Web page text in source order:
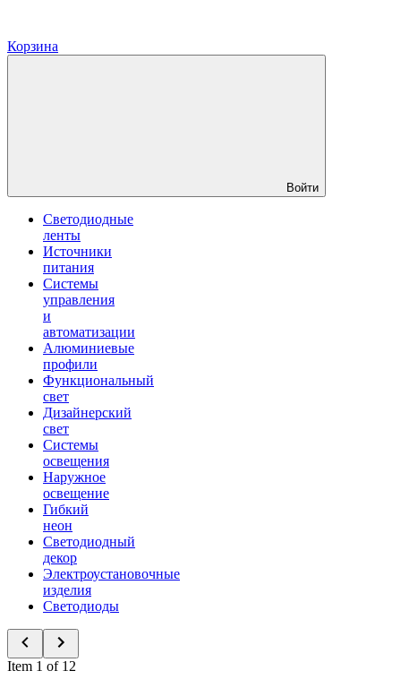
Корзина
Войти
Светодиодные
ленты
Источники
питания
Системы
управления
и
автоматизации
Алюминиевые
профили
Функциональный
свет
Дизайнерский
свет
Системы
освещения
Наружное
освещение
Гибкий
неон
Светодиодный
декор
Электроустановочные
изделия
Светодиоды
Item 1 of 12